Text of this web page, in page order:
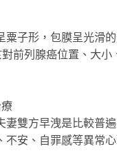
子形，包膜呈光滑
前列腺癌位置、大
雙方早洩是比較普
安、自罪感等異常